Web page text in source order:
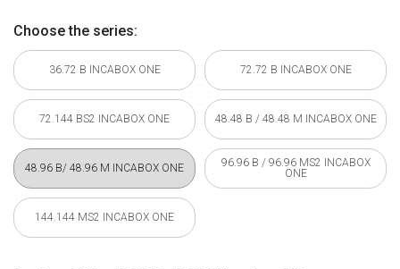
Choose the series:
36.72 B INCABOX ONE 72.72 B INCABOX ONE
72.144 BS2 INCABOX ONE 48.48 B / 48.48 M INCABOX ONE
48.96 B/ 48.96 M INCABOX ONE
96.96 B / 96.96 MS2 INCABOX
ONE
144.144 MS2 INCABOX ONE